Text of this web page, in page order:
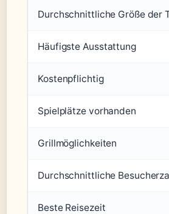
Durchschnittliche Größe der
Häufigste Ausstattung
Kostenpflichtig
Spielplätze vorhanden
Grillmöglichkeiten
Durchschnittliche
Beste Reisezeit